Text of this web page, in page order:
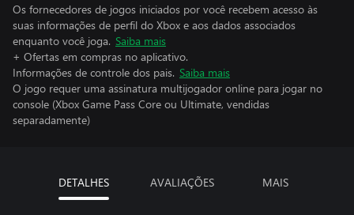
Os fornecedores de jogos iniciados por você recebem acesso às
suas informações de perfil do Xbox e aos dados associados
enquanto você joga. Saiba mais
+ Ofertas em compras no aplicativo.
Informações de controle dos pais. Saiba mais
O jogo requer uma assinatura multijogador online para jogar no
console (Xbox Game Pass Core ou Ultimate, vendidas
separadamente)
DETALHES AVALIAÇÕES MAIS